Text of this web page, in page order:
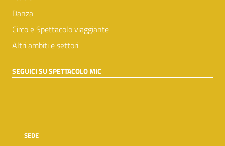
Danza
Circo e Spettacolo viaggiante
Altri ambiti e settori
SEGUICI SU SPETTACOLO MIC
SEDE